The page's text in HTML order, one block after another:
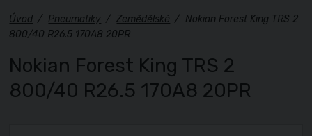
Úvod / Pneumatiky / Zemědělské / Nokian Forest King TRS 2
800/40 R26.5 170A8 20PR
Nokian Forest King TRS 2
800/40 R26.5 170A8 20PR